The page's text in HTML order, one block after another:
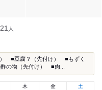
人
） ■豆腐？（先付け） ■もずく
の物（先付け） ■肉...
木 金 土